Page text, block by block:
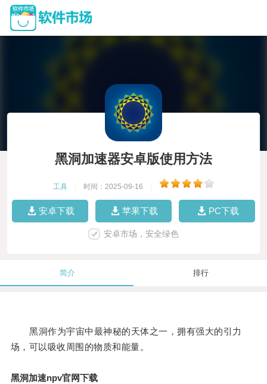
黑洞加速器安卓版使用方法
工具 时间：2025-09-16
安卓下载 苹果下载 PC下载
安卓市场，安全绿色
简介 排行
黑洞作为宇宙中最神秘的天体之一，拥有强大的引力
场，可以吸收周围的物质和能量。
黑洞加速npv官网下载